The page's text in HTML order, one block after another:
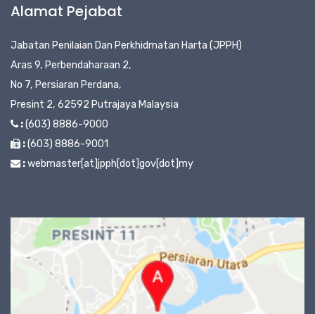
Alamat Pejabat
Jabatan Penilaian Dan Perkhidmatan Harta (JPPH)
Aras 9, Perbendaharaan 2,
No 7, Persiaran Perdana,
Presint 2, 62592 Putrajaya Malaysia
:(603) 8886-9000
:(603) 8886-9001
:webmaster[at]jpph[dot]gov[dot]my